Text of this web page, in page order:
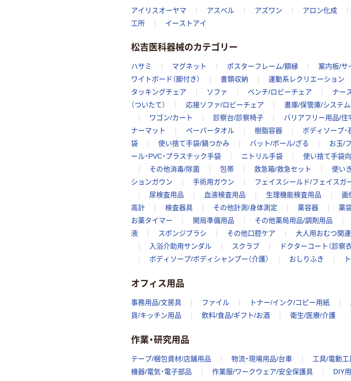
アイリスオーヤマ アスベル アズワン アロン化成
工所
イーストアイ
松吉医科器械のカテゴリー
ハサミ マグネット ポスターフレーム/額縁 案内板/サ
ワイトボード（脚付き）
書類収納 運動系レクリエーション
タッキングチェア
ソファ ベンチ/ロビーチェア ナー
（ついたて）
応接ソファ/ロビーチェア 書庫/保管庫/システ
ワゴン/カート
診察台/診察椅子 バリアフリー用品/住
ナーマット
ペーパータオル 樹脂容器 ボディソープ・
袋
使い捨て手袋/鍋つかみ バット/ボール/ざる お玉/
ール・PVC・プラスチック手袋
ニトリル手袋 使い捨て手袋
その他消毒/除菌
包帯 救急箱/救急セット 使い
ションガウン
手術用ガウン フェイスシールド/フェイスガ
尿検査用品
血液検査用品 生理機能検査用品 画
高計
検査器具 その他計測/身体測定 薬容器 薬
お薬タイマー
開局準備用品 その他薬局用品/調剤用品
液
スポンジブラシ その他口腔ケア 大人用おむつ関
入浴介助用サンダル
スクラブ ドクターコート（診察衣
ボディソープ/ボディシャンプー（介護）
おしりふき
オフィス用品
事務用品/文房具 ファイル トナー/インク/コピー用紙
貨/キッチン用品
飲料/食品/ギフト/お酒 衛生/医療/介護
作業・研究用品
テープ/梱包資材/店舗用品 物流・現場用品/台車 工具/電動工
機器/電気・電子部品
作業服/ワークウェア/安全保護具 DIY